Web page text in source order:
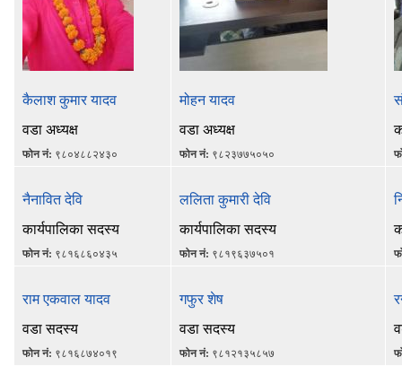
कैलाश कुमार यादव
वडा अध्यक्ष
फोन नं: ९८०४८८२४३०
मोहन यादव
वडा अध्यक्ष
फोन नं: ९८२३७७५०५०
नैनावित देवि
कार्यपालिका सदस्य
फोन नं: ९८१६८६०४३५
ललिता कुमारी देवि
कार्यपालिका सदस्य
फोन नं: ९८१९६३७५०१
राम एकवाल यादव
वडा सदस्य
फोन नं: ९८१६८७४०१९
गफुर शेष
वडा सदस्य
फोन नं: ९८१२१३५८५७